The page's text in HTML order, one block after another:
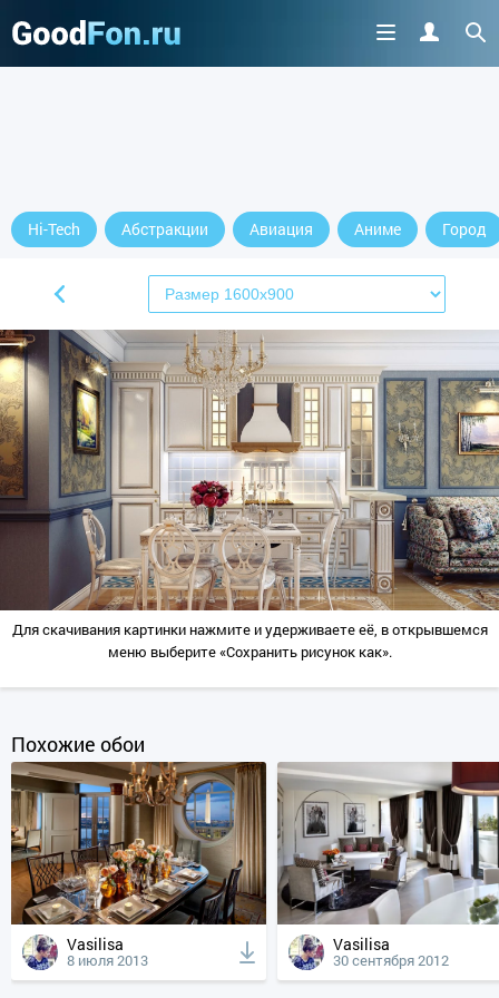
Hi-Tech Абстракции Авиация Аниме Город
Для скачивания картинки нажмите и удерживаете её, в открывшемся
меню выберите «Сохранить рисунок как».
Похожие обои
Vasilisa
8 июля 2013
Vasilisa
30 сентября 2012